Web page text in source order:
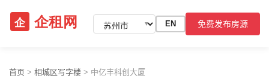
▼ EN 免费发布房源
首页 > 相城区写字楼 > 中亿丰科创大厦